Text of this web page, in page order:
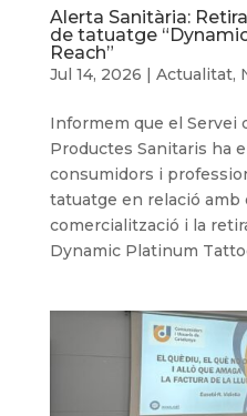
Alerta Sanitària:
de tatuatge
Reach”
Jul 14, 2026 | Actualitat,
Informem que el Servei
Productes Sanitaris ha
consumidors i
tatuatge en relació amb
comercialització i la
Dynamic Platinum